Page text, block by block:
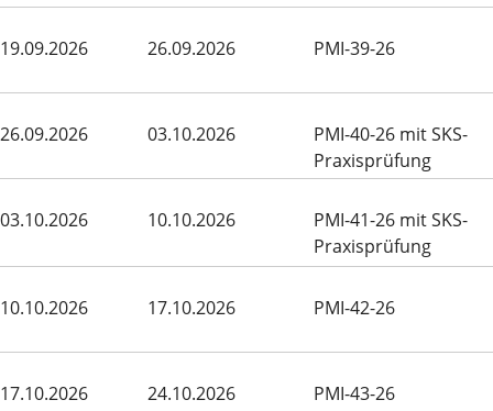
Menorca
PMI-39-26
19.09.2026 26.09.2026
PMI-40-26 mit SKS-
Praxisprüfung
26.09.2026 03.10.2026
PMI-41-26 mit SKS-
Praxisprüfung
03.10.2026 10.10.2026
PMI-42-26
10.10.2026 17.10.2026
PMI-43-26
17.10.2026 24.10.2026